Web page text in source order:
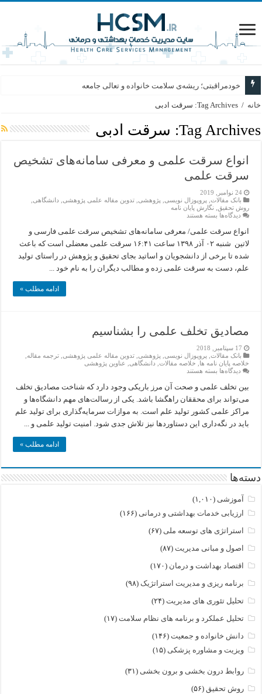
خودمراقبتی؛ ریشه‌ی سلامت خانواده و تعالی جامعه
خانه / Tag Archives: سرقت ادبی
Tag Archives: سرقت ادبی
انواع سرقت علمی و معرفی سامانه‌های تشخیص
سرقت علمی
24 نوامبر, 2019
بانک مقالات پروپوزال نویسی پژوهشی ,تدوین مقاله علمی پژوهشی دانشگاهی
روش تحقیق
نگارش پایان نامه
دیدگاه‌ها برای
سرقت
و
معرفی
سامانه‌های
تشخیص
بسته هستند
انواع سرقت علمی/ معرفی سامانه‌های تشخیص سرقت علمی فارسی و
لاتین شنبه ۰۲ آذر ۱۳۹۸ ساعت ۱۶:۴۱ سرقت علمی معضلی است که باعث
شده تا برخی از دانشجویان و اساتید بجای تحقیق و پژوهش در راستای تولید
علم، دست به سرقت علمی زده و مطالب دیگران را به نام خود ...
ادامه مطلب »
مصادیق تخلف علمی را بشناسیم
17 سپتامبر, 2018
بانک مقالات پروپوزال نویسی پژوهشی ,تدوین مقاله علمی پژوهشی ,ترجمه مقاله
خلاصه پایان نامه ها
خلاصه مقالات دانشگاهی
عناوین پژوهشی
دیدگاه‌ها برای
تخلف
را
بشناسیم
بسته هستند
بین تخلف علمی و صحت آن مرز باریکی وجود دارد که شناخت مصادیق تخلف
می‌تواند برای محققان راهگشا باشد. یکی از رسالت‌های مهم دانشگاه‌ها و
مراکز علمی کشور تولید علم است. به موازات سرمایه‌گذاری برای تولید علم
باید در نگه‌داری این دستاوردها نیز تلاش جدی شود. امنیت تولید علمی و ...
ادامه مطلب »
دسته‌ها
آموزشی (۱,۰۱۰)
ارزیابی خدمات بهداشتی و درمانی (۱۶۶)
استراتژی های توسعه ملی (۶۷)
اصول و مبانی مدیریت (۸۷)
اقتصاد بهداشت و درمان (۱۷۰)
برنامه ریزی و مدیریت استراتژیک (۹۸)
تحلیل تئوری های مدیریت (۲۴)
تحلیل عملکرد و برنامه های نظام سلامت (۱۷)
دانش خانواده و جمعیت (۱۴۶)
ویزیت و مشاوره پزشکی (۱۵)
روابط درون بخشی و برون بخشی (۳۱)
روش تحقیق (۵۶)